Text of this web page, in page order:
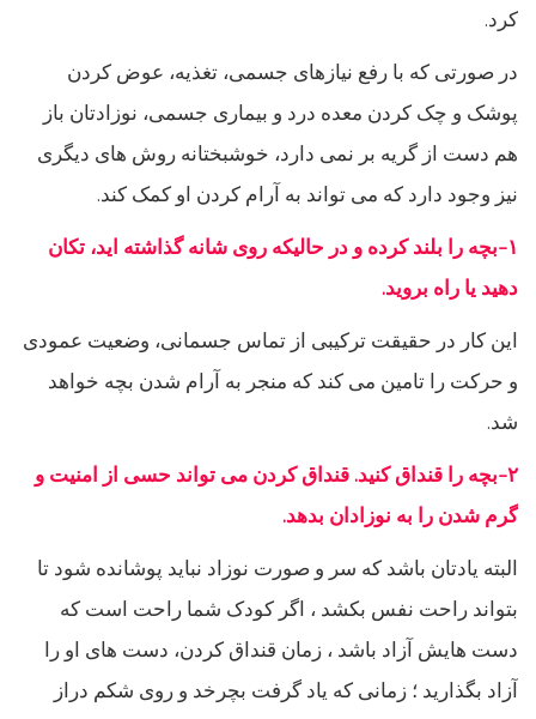
کرد.
در صورتی که با رفع نیازهای جسمی، تغذیه، عوض کردن
پوشک و چک کردن معده درد و بیماری جسمی، نوزادتان باز
هم دست از گریه بر نمی دارد، خوشبختانه روش های دیگری
نیز وجود دارد که می تواند به آرام کردن او کمک کند.
۱-بچه را بلند کرده و در حالیکه روی شانه گذاشته اید، تکان
دهید یا راه بروید.
این کار در حقیقت ترکیبی از تماس جسمانی، وضعیت عمودی
و حرکت را تامین می کند که منجر به آرام شدن بچه خواهد
شد.
۲-بچه را قنداق کنید. قنداق کردن می تواند حسی از امنیت و
گرم شدن را به نوزادان بدهد.
البته یادتان باشد که سر و صورت نوزاد نباید پوشانده شود تا
بتواند راحت نفس بکشد ، اگر کودک شما راحت است که
دست هایش آزاد باشد ، زمان قنداق کردن، دست های او را
آزاد بگذارید ؛ زمانی که یاد گرفت بچرخد و روی شکم دراز